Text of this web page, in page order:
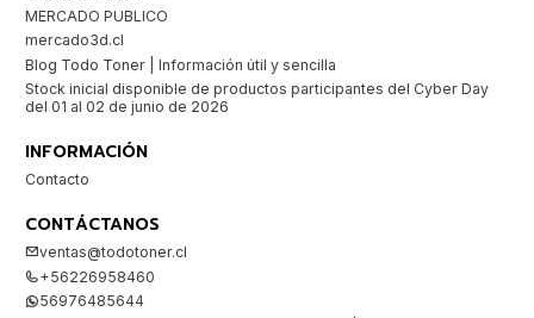
MERCADO PUBLICO
mercado3d.cl
Blog Todo Toner | Información útil y sencilla
Stock inicial disponible de productos participantes del Cyber Day
del 01 al 02 de junio de 2026
INFORMACIÓN
Contacto
CONTÁCTANOS
ventas@todotoner.cl
+56226958460
56976485644